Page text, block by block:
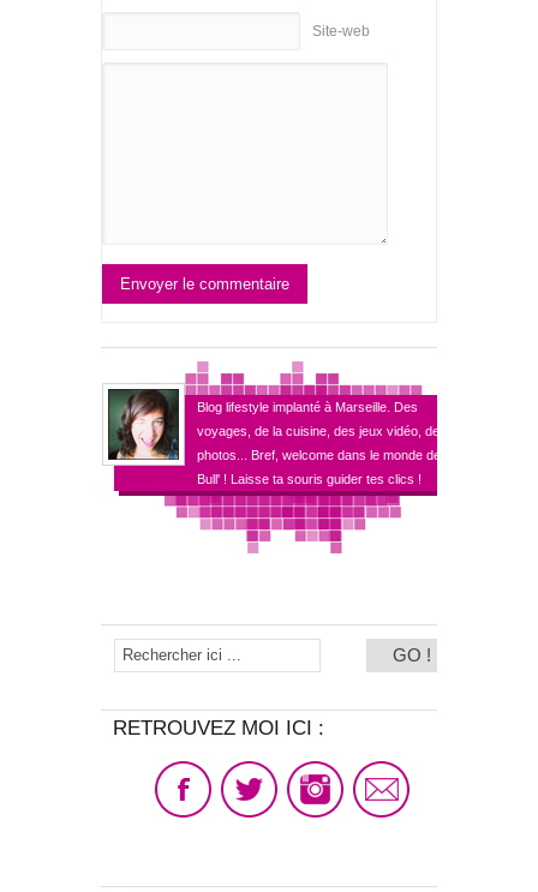
Site-web
Envoyer le commentaire
Blog lifestyle implanté à Marseille. Des
voyages, de la cuisine, des jeux vidéo, des
photos... Bref, welcome dans le monde de
Bull' ! Laisse ta souris guider tes clics !
RETROUVEZ MOI ICI :